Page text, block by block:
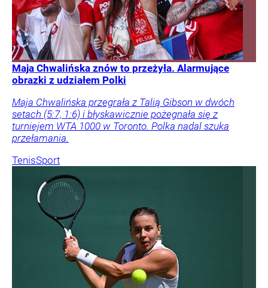
Maja Chwalińska znów to przeżyła. Alarmujące
obrazki z udziałem Polki
Maja Chwalińska przegrała z Talią Gibson w dwóch
setach (5:7, 1:6) i błyskawicznie pożegnała się z
turniejem WTA 1000 w Toronto. Polka nadal szuka
przełamania.
TenisSport